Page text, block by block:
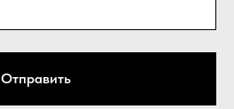
Отправить